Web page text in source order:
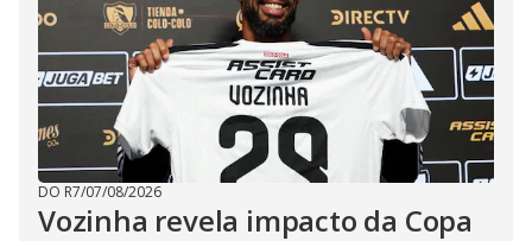
DO R7/07/08/2026
Vozinha revela impacto da Copa